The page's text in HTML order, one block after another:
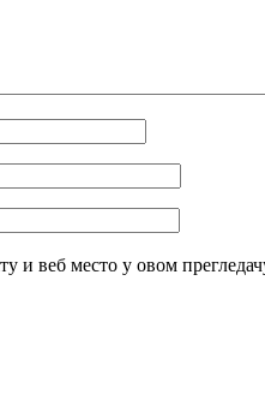
и веб место у овом